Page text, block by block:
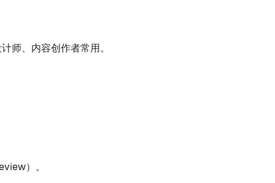
师、内容创作者常用。
）。